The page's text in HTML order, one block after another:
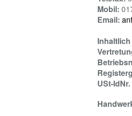
Mobil:
Email:
Inhaltlich
USt-IdNr.